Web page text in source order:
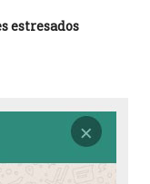
estresados